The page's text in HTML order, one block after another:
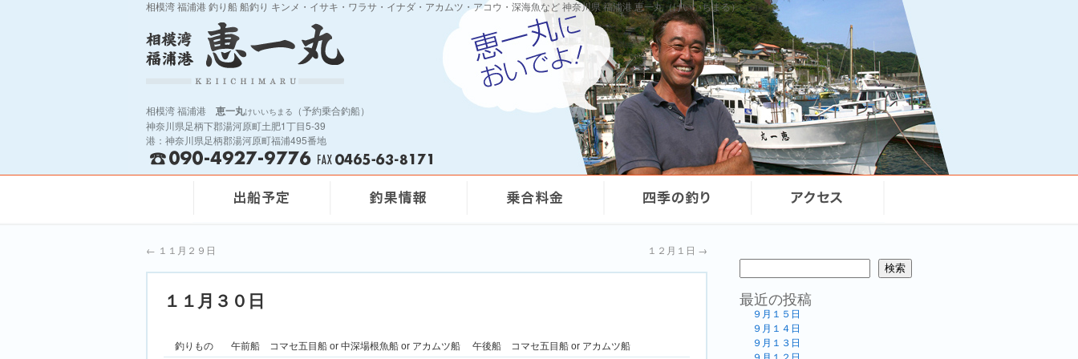
相模湾 福浦港 釣り船 船釣り キンメ・イサキ・ワラサ・イナダ・アカムツ・アコウ・深海魚など 神奈川県 福浦港 恵一丸（けいいちまる）
相模湾 福浦港 恵一丸けいいちまる
（予約乗合釣船）
神奈川県足柄下郡湯河原町土肥1丁目5-39
港：神奈川県足柄郡湯河原町福浦495番地
← １１月２９日 １２月１日 →
１１月３０日
釣りもの
午前船 コマセ五目船 or 中深場根魚船 or アカムツ船 午後船 コマセ五目船 or アカムツ船
検索
最近の投稿
９月１５日
９月１４日
９月１３日